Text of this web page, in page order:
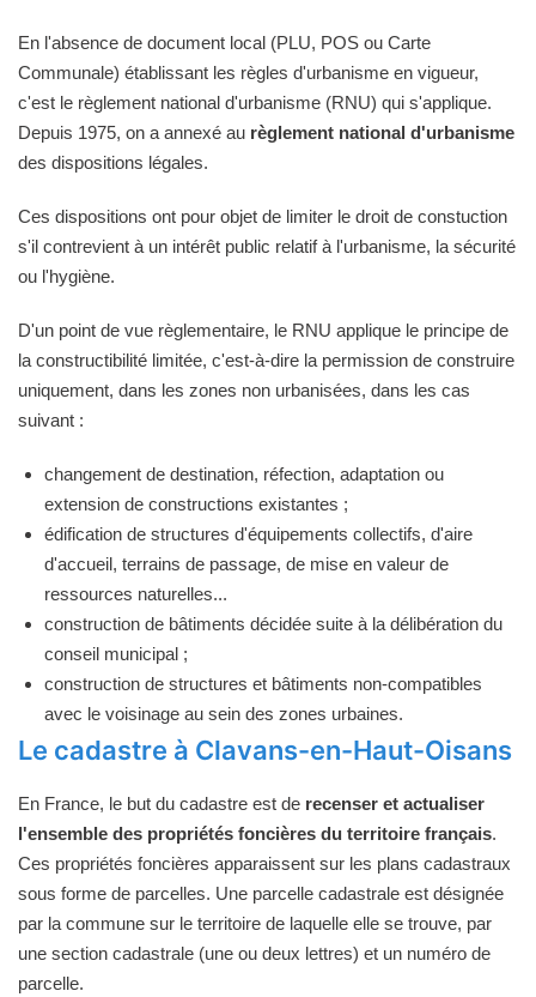
En l'absence de document local (PLU, POS ou Carte
Communale) établissant les règles d'urbanisme en vigueur,
c'est le règlement national d'urbanisme (RNU) qui s'applique.
Depuis 1975, on a annexé au règlement national d'urbanisme
des dispositions légales.
Ces dispositions ont pour objet de limiter le droit de constuction
s'il contrevient à un intérêt public relatif à l'urbanisme, la sécurité
ou l'hygiène.
D'un point de vue règlementaire, le RNU applique le principe de
la constructibilité limitée, c'est-à-dire la permission de construire
uniquement, dans les zones non urbanisées, dans les cas
suivant :
changement de destination, réfection, adaptation ou
extension de constructions existantes ;
édification de structures d'équipements collectifs, d'aire
d'accueil, terrains de passage, de mise en valeur de
ressources naturelles...
construction de bâtiments décidée suite à la délibération du
conseil municipal ;
construction de structures et bâtiments non-compatibles
avec le voisinage au sein des zones urbaines.
Le cadastre à Clavans-en-Haut-Oisans
En France, le but du cadastre est de recenser et actualiser
l'ensemble des propriétés foncières du territoire français.
Ces propriétés foncières apparaissent sur les plans cadastraux
sous forme de parcelles. Une parcelle cadastrale est désignée
par la commune sur le territoire de laquelle elle se trouve, par
une section cadastrale (une ou deux lettres) et un numéro de
parcelle.